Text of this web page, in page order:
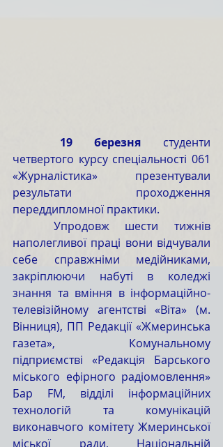
	19 березня
студенти
четвертого курсу спеціальності 061
«Журналістика» презентували
результати проходження
переддипломної практики.
наполегливої праці вони відчували
себе справжніми медійниками,
закріплюючи набуті в коледжі
знання та вміння в інформаційно-
телевізійному агентстві «Віта» (м.
Вінниця), ПП Редакції «Жмеринська
газета», Комунальному
підприємстві «Редакція Барського
міського ефірного радіомовлення»
Бар FM, відділі інформаційних
технологій та комунікацій
виконавчого комітету Жмеринської
міської ради, Національній